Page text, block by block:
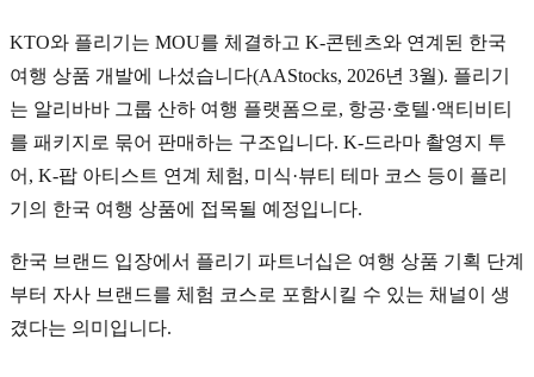
KTO와 플리기는 MOU를 체결하고 K-콘텐츠와 연계된 한국
여행 상품 개발에 나섰습니다(AAStocks, 2026년 3월). 플리기
는 알리바바 그룹 산하 여행 플랫폼으로, 항공·호텔·액티비티
를 패키지로 묶어 판매하는 구조입니다. K-드라마 촬영지 투
어, K-팝 아티스트 연계 체험, 미식·뷰티 테마 코스 등이 플리
기의 한국 여행 상품에 접목될 예정입니다.
한국 브랜드 입장에서 플리기 파트너십은 여행 상품 기획 단계
부터 자사 브랜드를 체험 코스로 포함시킬 수 있는 채널이 생
겼다는 의미입니다.